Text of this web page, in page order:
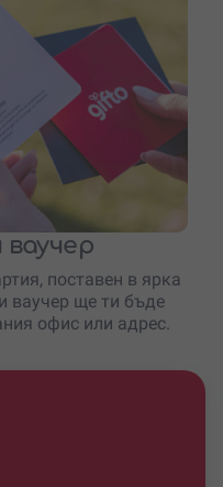
поставен в ярка
ваучер ще ти бъде
офис или адрес.